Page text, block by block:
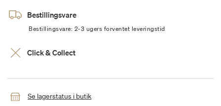
Bestillingsvare
Bestillingsvare: 2-3 ugers forventet leveringstid
Click & Collect
Se lagerstatus i butik